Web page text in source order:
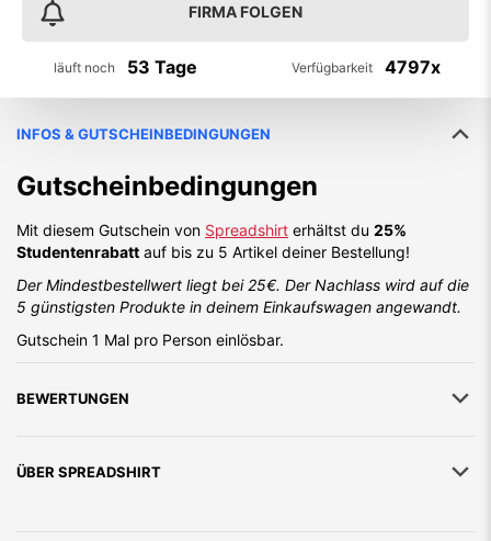
FIRMA FOLGEN
läuft noch 53 Tage Verfügbarkeit 4797x
INFOS & GUTSCHEINBEDINGUNGEN
Gutscheinbedingungen
Mit diesem Gutschein von Spreadshirt erhältst du 25%
Studentenrabatt auf bis zu 5 Artikel deiner Bestellung!
Der Mindestbestellwert liegt bei 25€. Der Nachlass wird auf die
5 günstigsten Produkte in deinem Einkaufswagen angewandt.
Gutschein 1 Mal pro Person einlösbar.
BEWERTUNGEN
ÜBER SPREADSHIRT